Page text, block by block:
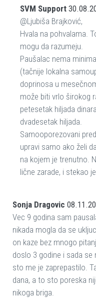
SVM Support
@Ljubiša Brajković,
Hvala na pohvalama.
mogu da razumeju.
Paušalac nema
(tačnije lokalna
doprinosa u
može biti vrlo širokog
petesetak hiljada
dvadesetak hiljada.
Samooporezovani
upravi samo ako želi
na kojem je trenutno.
lične zarade, i stekao
Sonja Dragovic
Vec 9 godina sam
nikada mogla da se
on kaze bez mnogo
doslo 3 godine i sada se
sto me je zaprepastilo.
dana, a to sto poreska
nikoga briga.